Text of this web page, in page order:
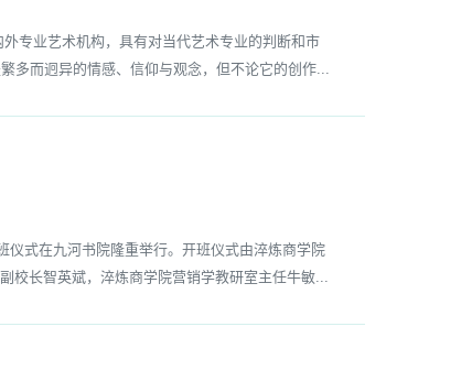
专业艺术机构，具有对当代艺术专业的判断和市
多而迥异的情感、信仰与观念，但不论它的创作...
式在九河书院隆重举行。开班仪式由淬炼商学院
校长智英斌，淬炼商学院营销学教研室主任牛敏...